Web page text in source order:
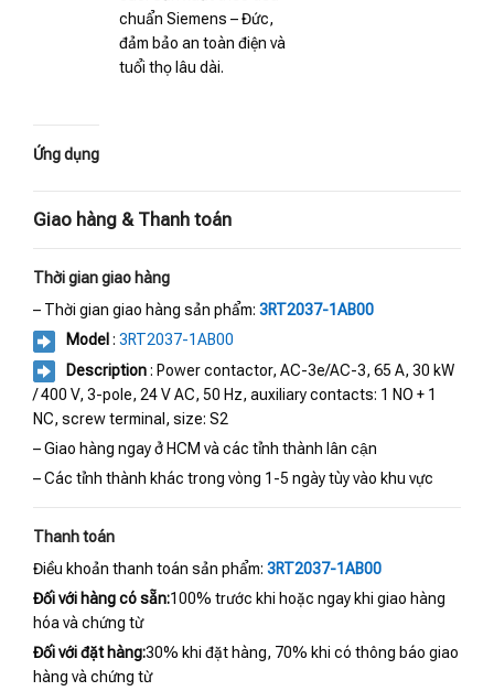
chuẩn Siemens – Đức,
đảm bảo an toàn điện và
tuổi thọ lâu dài.
Ứng dụng
Giao hàng & Thanh toán
Thời gian giao hàng
– Thời gian giao hàng sản phẩm: 3RT2037-1AB00
Model : 3RT2037-1AB00
Description: Power contactor, AC-3e/AC-3, 65 A, 30 kW
/ 400 V, 3-pole, 24 V AC, 50 Hz, auxiliary contacts: 1 NO + 1
NC, screw terminal, size: S2
– Giao hàng ngay ở HCM và các tỉnh thành lân cận
– Các tỉnh thành khác trong vòng 1-5 ngày tùy vào khu vực
Thanh toán
Điều khoản thanh toán sản phẩm: 3RT2037-1AB00
Đối với hàng có sẵn:100% trước khi hoặc ngay khi giao hàng
hóa và chứng từ
Đối với đặt hàng:30% khi đặt hàng, 70% khi có thông báo giao
hàng và chứng từ